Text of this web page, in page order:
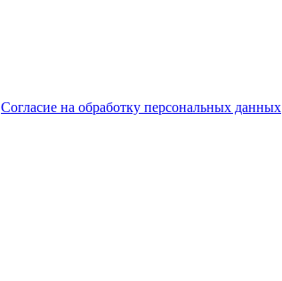
Согласие на обработку персональных данных